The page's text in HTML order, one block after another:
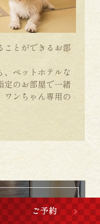
ことができるお部
、ペットホテルな
定のお部屋で一緒
ワンちゃん専用の